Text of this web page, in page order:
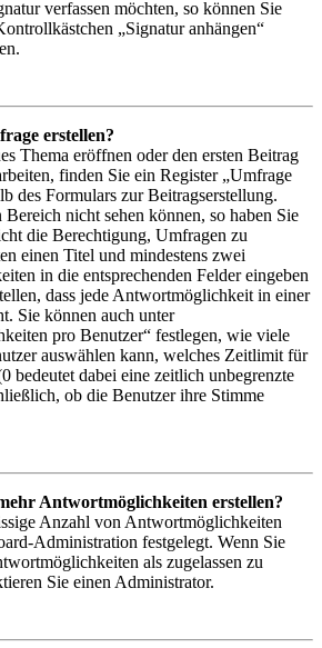
verfassen möchten, so können Sie
„Signatur anhängen“
erstellen?
Thema eröffnen oder den ersten Beitrag
finden Sie ein Register „Umfrage
des Formulars zur Beitragserstellung.
Bereich nicht sehen können, so haben Sie
die Berechtigung, Umfragen zu
einen Titel und mindestens zwei
in die entsprechenden Felder eingeben
dass jede Antwortmöglichkeit in einer
Sie können auch unter
pro Benutzer“ festlegen, wie viele
auswählen kann, welches Zeitlimit für
bedeutet dabei eine zeitlich unbegrenzte
ob die Benutzer ihre Stimme
Antwortmöglichkeiten erstellen?
Anzahl von Antwortmöglichkeiten
Administration festgelegt. Wenn Sie
als zugelassen zu
Sie einen Administrator.